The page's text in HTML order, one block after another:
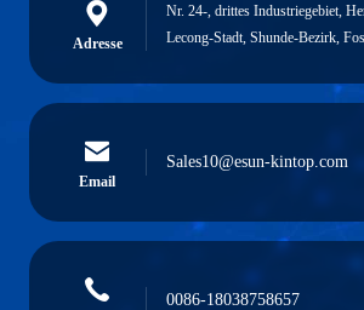
Adresse
Nr. 24-, drittes Industriegebiet,
Lecong-Stadt, Shunde-Bezirk,
Email
Sales10@esun-kintop.com
0086-18038758657